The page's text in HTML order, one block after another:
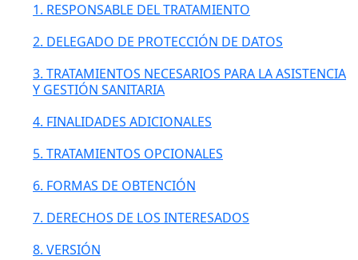
1. RESPONSABLE DEL TRATAMIENTO
2. DELEGADO DE PROTECCIÓN DE DATOS
3. TRATAMIENTOS NECESARIOS PARA LA ASISTENCIA
Y GESTIÓN SANITARIA
4. FINALIDADES ADICIONALES
5. TRATAMIENTOS OPCIONALES
6. FORMAS DE OBTENCIÓN
7. DERECHOS DE LOS INTERESADOS
8. VERSIÓN